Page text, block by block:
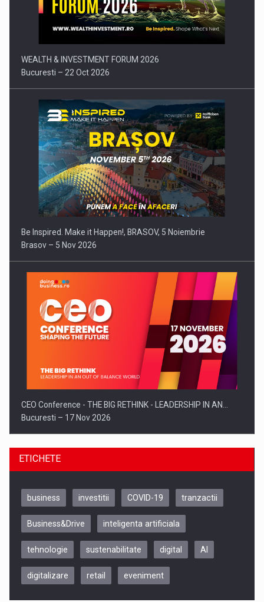
Comunicat de presa: Joburile part-time reincep sa intre pe…
WEALTH & INVESTMENT FORUM 2026
Bucuresti – 22 Oct 2026
Be Inspired. Make it Happen!, BRASOV, 5 Noiembrie
Brasov – 5 Nov 2026
CEO Conference - THE BIG RETHINK - LEADERSHIP IN AN…
Bucuresti – 17 Nov 2026
Be Inspired. Make it Happen!, CLUJ, 9 Decembrie
ETICHETE
business investitii COVID-19 tranzactii
Business&Drive inteligenta artificiala
tehnologie sustenabilitate digital AI
digitalizare retail eveniment